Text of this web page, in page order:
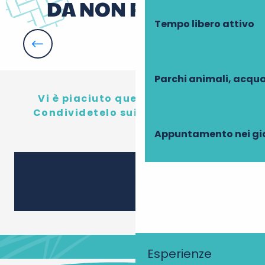
Tempo libero attivo
Parchi animali,
Appuntamento nei
Esperienze
DA NON PERDERE
Châteaux attenti all’ambiente
Vi è piaciuto questo contenuto?
Condividetelo sui social network!